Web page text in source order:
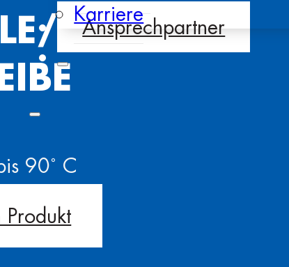
Karriere
Ansprechpartner
1242:
90˚ C